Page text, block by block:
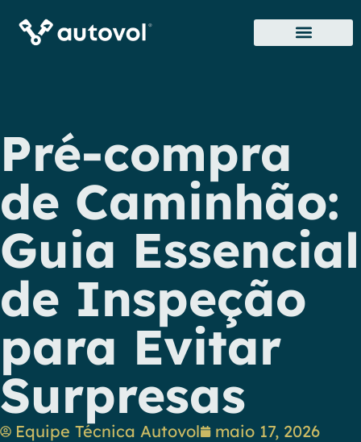
Pré-compra
de Caminhão:
Guia Essencial
de Inspeção
para Evitar
Surpresas
Equipe Técnica Autovol
maio 17, 2026